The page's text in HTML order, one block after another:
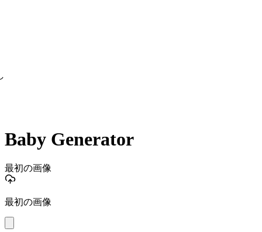
Baby Generator
最初の画像
最初の画像